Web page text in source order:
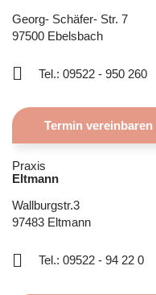
Georg- Schäfer- Str. 7
97500 Ebelsbach
Tel.: 09522 - 950 260
Termin vereinbaren
Praxis
Eltmann
Wallburgstr.3
97483 Eltmann
Tel.: 09522 - 94 22 0